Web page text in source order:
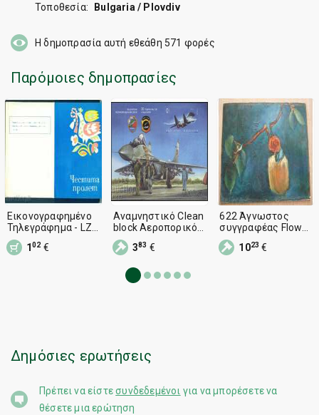
Τοποθεσία:
Bulgaria / Plovdiv
Η δημοπρασία αυτή εθεάθη 571 φορές
Παρόμοιες δημοπρασίες
Εικονογραφημένο
Τηλεγράφημα - LZ
888 - Μπλε 29,5 x
19,5 εκατοστά /
102€
Αναμνηστικό Clean
block Αεροπορικό
αεροπλάνο MIG-29
2019 από τη
383 €
622 Άγνωστος
συγγραφέας Flower
ελαίου ινοσανίδων
R.29 / 30 εκατοστά
1023 €
Δημόσιες ερωτήσεις
Πρέπει να είστεσυνδεδεμένοι για να μπορέσετε να
θέσετε μια ερώτηση